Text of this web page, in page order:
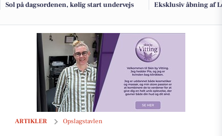
Sol på dagsordenen, kølig start undervejs Eksklusiv åbning af
ARTIKLER Opslagstavlen
Skin By Vitting opfordrer til at stille hud- og kropsspørgsmål i